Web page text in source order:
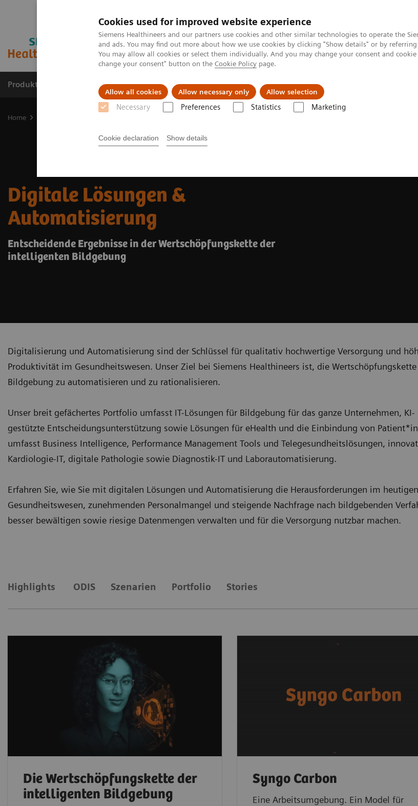
Cookies used for improved website experience
Siemens Healthineers and our partners use cookies and other similar technologies to operate the
and ads. You may find out more about how we use cookies by clicking "Show details" or by
You may allow all cookies or select them individually. And you may change your consent and
change your consent" button on the Cookie Policy page.
Allow all cookies Allow necessary only Allow selection
Necessary Preferences Statistics Marketing
Cookie declaration Show details
Produkte & Services Fachbereiche News & Events Über uns
Home
Digitale Lösungen &
Automatisierung
Entscheidende Ergebnisse in der Wertschöpfungskette der
intelligenten Bildgebung
Digitalisierung und Automatisierung sind der Schlüssel für qualitativ hochwertige Versorgung und
Produktivität im Gesundheitswesen. Unser Ziel bei Siemens Healthineers ist, die
Bildgebung zu automatisieren und zu rationalisieren.
Unser breit gefächertes Portfolio umfasst IT-Lösungen für Bildgebung für das ganze Unternehmen, KI-
gestützte Entscheidungsunterstützung sowie Lösungen für eHealth und die Einbindung von
umfasst Business Intelligence, Performance Management Tools und Telegesundheitslösungen,
Kardiologie-IT, digitale Pathologie sowie Diagnostik-IT und Laborautomatisierung.
Erfahren Sie, wie Sie mit digitalen Lösungen und Automatisierung die Herausforderungen im heutigen
Gesundheitswesen, zunehmenden Personalmangel und steigende Nachfrage nach bildgebenden
besser bewältigen sowie riesige Datenmengen verwalten und für die Versorgung nutzbar machen.
Highlights ODIS Szenarien Portfolio Stories
Die Wertschöpfungskette der
intelligenten Bildgebung
Syngo Carbon
Eine Arbeitsumgebung. Ein Model für